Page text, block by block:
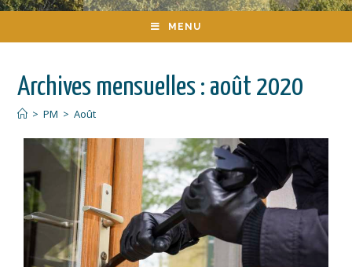
MENU
Archives mensuelles : août 2020
> PM > Août